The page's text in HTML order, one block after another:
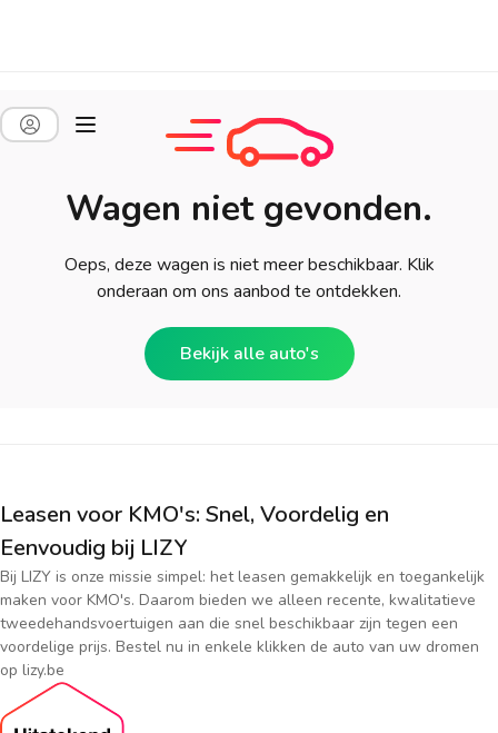
Wagen niet gevonden.
Oeps, deze wagen is niet meer beschikbaar. Klik
onderaan om ons aanbod te ontdekken.
Bekijk alle auto's
Leasen voor KMO's: Snel, Voordelig en
Eenvoudig bij LIZY
Bij LIZY is onze missie simpel: het leasen gemakkelijk en toegankelijk
maken voor KMO's. Daarom bieden we alleen recente, kwalitatieve
tweedehandsvoertuigen aan die snel beschikbaar zijn tegen een
voordelige prijs. Bestel nu in enkele klikken de auto van uw dromen
op lizy.be